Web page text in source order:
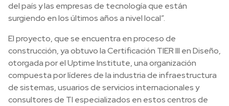
del país y las empresas de tecnología que están
surgiendo en los últimos años a nivel local”.
El proyecto, que se encuentra en proceso de
construcción, ya obtuvo la Certificación TIER III en Diseño,
otorgada por el Uptime Institute, una organización
compuesta por líderes de la industria de infraestructura
de sistemas, usuarios de servicios internacionales y
consultores de TI especializados en estos centros de